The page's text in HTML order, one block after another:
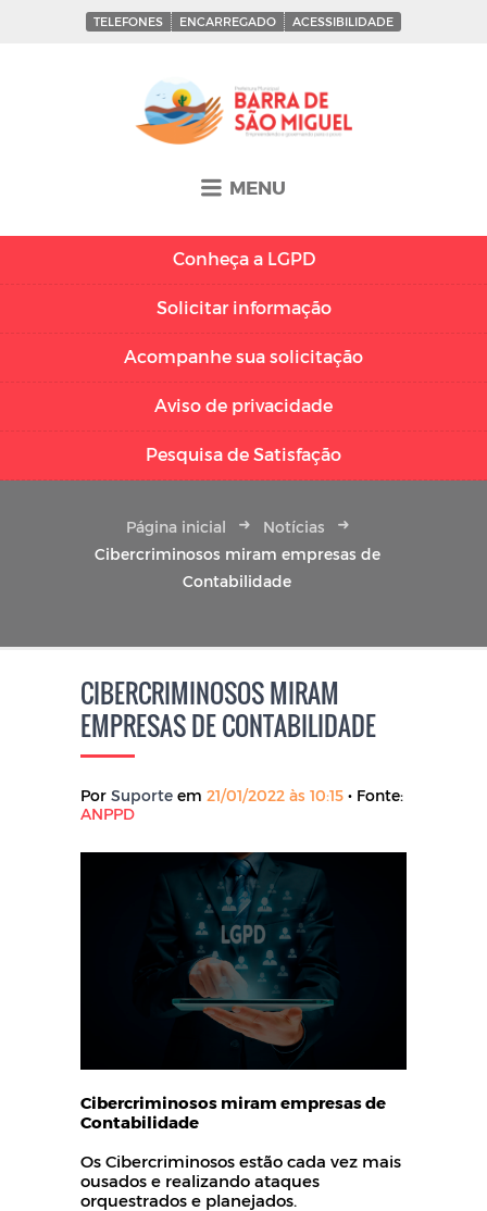
TELEFONES ENCARREGADO ACESSIBILIDADE
MENU
Conheça a LGPD
Solicitar informação
Acompanhe sua solicitação
Aviso de privacidade
Pesquisa de Satisfação
Página inicial
Notícias
Cibercriminosos miram empresas de
Contabilidade
CIBERCRIMINOSOS MIRAM
EMPRESAS DE CONTABILIDADE
Por Suporte em 21/01/2022 às 10:15 • Fonte:
ANPPD
Cibercriminosos miram empresas de
Contabilidade
Os Cibercriminosos estão cada vez mais
ousados e realizando ataques
orquestrados e planejados.